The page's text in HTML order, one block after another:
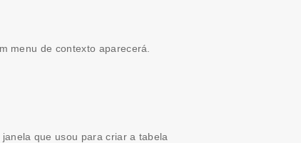
menu de contexto aparecerá.
que usou para criar a tabela